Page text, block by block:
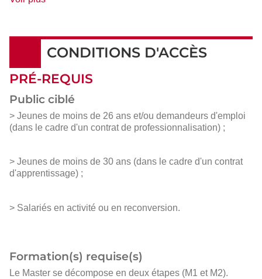
CONDITIONS D'ACCÈS
PRÉ-REQUIS
Public ciblé
> Jeunes de moins de 26 ans et/ou demandeurs d'emploi
(dans le cadre d'un contrat de professionnalisation) ;
> Jeunes de moins de 30 ans (dans le cadre d'un contrat
d'apprentissage) ;
> Salariés en activité ou en reconversion.
Formation(s) requise(s)
Le Master se décompose en deux étapes (M1 et M2).